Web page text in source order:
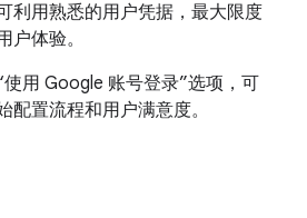
利用熟悉的用户凭据，最大限度
户体验。
用 Google 账号登录”选项，可
配置流程和用户满意度。